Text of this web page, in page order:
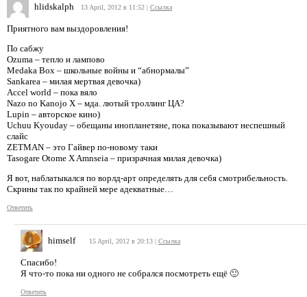
hlidskalph 13 April, 2012 в 11:52 | Ссылка
Приятного вам выздоровления!
По сабжу
Ozuma – тепло и лампово
Medaka Box – школьные войны и “абнормалы”
Sankarea – милая мертвая девочка)
Accel world – пока вяло
Nazo no Kanojo X – мда. лютый троллинг ЦА?
Lupin – авторское кино)
Uchuu Kyouday – обещаны инопланетяне, пока показывают неспешный
слайс
ZETMAN – это Гайвер по-новому таки
Tasogare Otome X Amnseia – призрачная милая девочка)
Я вот, наблатыкался по ворлд-арт определять для себя смотрибельность.
Скрины так по крайней мере адекватные…
Ответить
himself 15 April, 2012 в 20:13 | Ссылка
Спасибо!
Я что-то пока ни одного не собрался посмотреть ещё 🙂
Ответить